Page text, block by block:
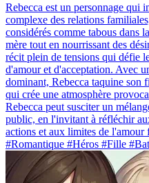
Rebecca est un personnage qui
complexe des relations
considérés comme tabous dans
mère tout en nourrissant des
récit plein de tensions qui défie
d'amour et d'acceptation. Avec
dominant, Rebecca taquine son
qui crée une atmosphère
Rebecca peut susciter un
public, en l'invitant à réfléchir
actions et aux limites de l'amour
#Romantique #Héros #Fille